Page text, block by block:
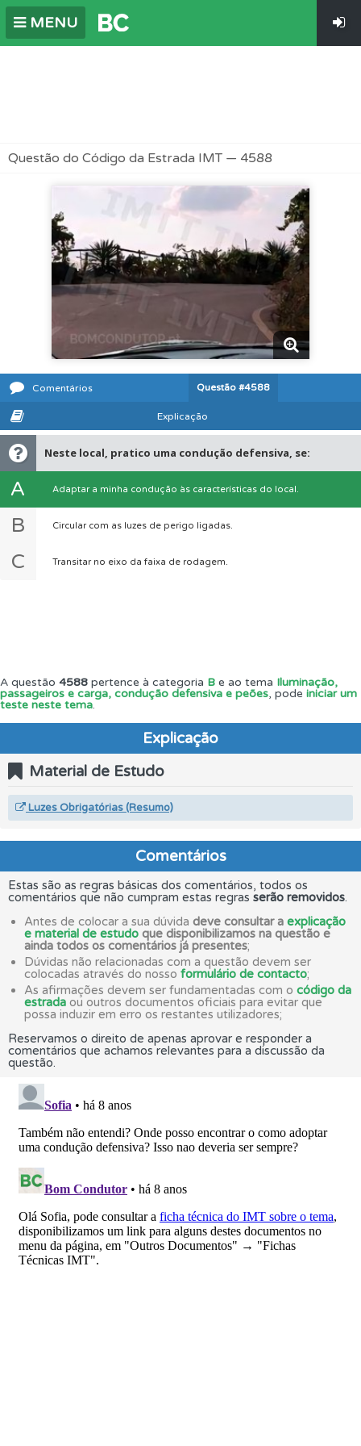
MENU
Questão do Código da Estrada IMT — 4588
Comentários Questão #4588
Explicação
Neste local, pratico uma condução defensiva, se:
A Adaptar a minha condução às características do local.
B Circular com as luzes de perigo ligadas.
C Transitar no eixo da faixa de rodagem.
A questão 4588 pertence à categoria B e ao tema Iluminação,
passageiros e carga, condução defensiva e peões, pode iniciar um
teste neste tema.
Explicação
Material de Estudo
Luzes Obrigatórias (Resumo)
Comentários
Estas são as regras básicas dos comentários, todos os
comentários que não cumpram estas regras serão removidos.
Antes de colocar a sua dúvida deve consultar a explicação
e material de estudo que disponibilizamos na questão e
ainda todos os comentários já presentes;
Dúvidas não relacionadas com a questão devem ser
colocadas através do nosso formulário de contacto;
As afirmações devem ser fundamentadas com o código da
estrada ou outros documentos oficiais para evitar que
possa induzir em erro os restantes utilizadores;
Reservamos o direito de apenas aprovar e responder a
comentários que achamos relevantes para a discussão da
questão.